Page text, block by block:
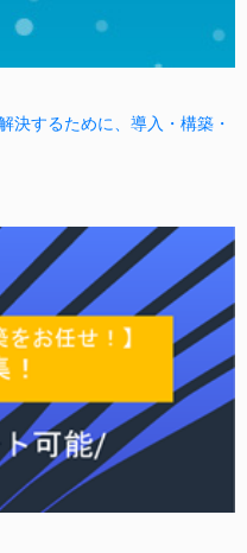
決するために、導入・構築・